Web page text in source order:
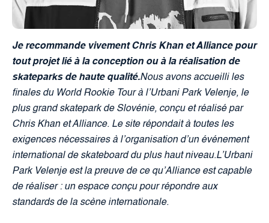
Je recommande vivement Chris Khan et Alliance pour
tout projet lié à la conception ou à la réalisation de
skateparks de haute qualité.Nous avons accueilli les
finales du World Rookie Tour à l’Urbani Park Velenje, le
plus grand skatepark de Slovénie, conçu et réalisé par
Chris Khan et Alliance. Le site répondait à toutes les
exigences nécessaires à l’organisation d’un événement
international de skateboard du plus haut niveau.L’Urbani
Park Velenje est la preuve de ce qu’Alliance est capable
de réaliser : un espace conçu pour répondre aux
standards de la scène internationale.